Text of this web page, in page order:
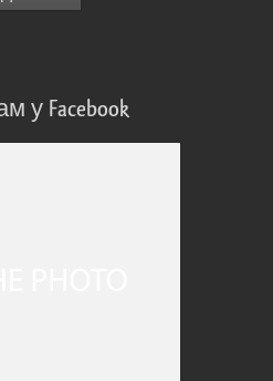
у Facebook